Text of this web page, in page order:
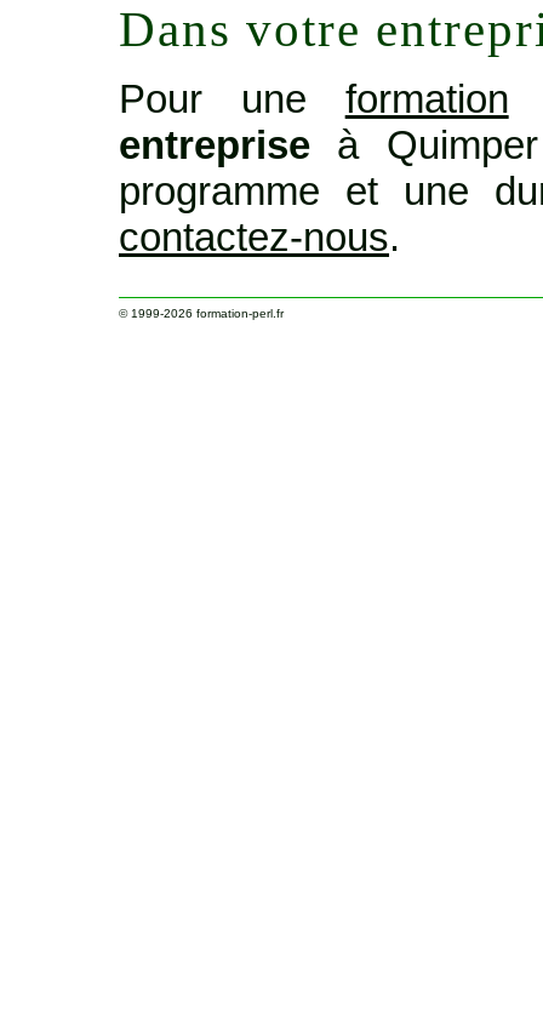
Dans votre
Pour une formation
entreprise à
programme et une
contactez-nous.
© 1999-2026 formation-perl.fr